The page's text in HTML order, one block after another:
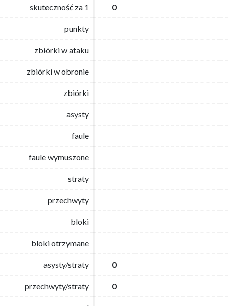
skuteczność za 1 0
punkty
zbiórki w ataku
zbiórki w obronie
zbiórki
asysty
faule
faule wymuszone
straty
przechwyty
bloki
bloki otrzymane
asysty/straty 0
przechwyty/straty 0
skuteczność za 1 0
punkty
zbiórki w ataku
zbiórki w obronie
zbiórki
asysty
faule
faule wymuszone
straty
przechwyty
bloki
bloki otrzymane
asysty/straty 0
przechwyty/straty 0